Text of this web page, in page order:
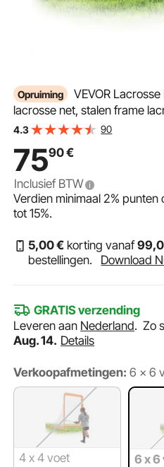
Opruiming
VEVOR
lacrosse net, stalen frame
voor in de achtertuin,
training
4.3 90
7590€
Inclusief BTW
Verdien minimaal2% punten
tot15%.
5,00€ korting vanaf99
bestellingen.
Download
GRATIS verzending
Leveren aan Nederland.Zo
Aug. 14. Details
Verkoopafmetingen: 6 x 6
4 x 4 voet 6 x 6